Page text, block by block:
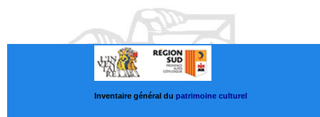
Inventaire général du patrimoine culturel